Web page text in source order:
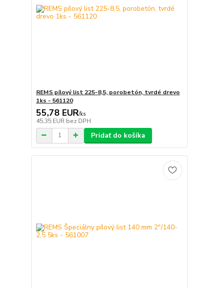
REMS pílový list 225-8,5, porobetón, tvrdé drevo
1ks - 561120
55,78 EUR/ks
45,35 EUR bez DPH
Pridať do košíka